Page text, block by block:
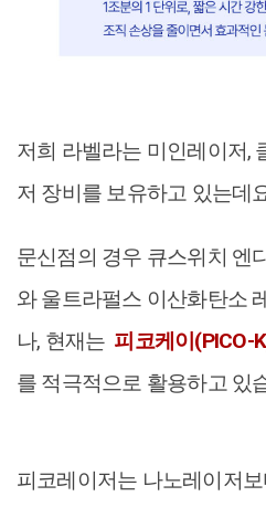
저희 라벨라는 미인레이저,
저 장비를 보유하고 있는데
문신점의 경우 큐스위치 엔
와 울트라펄스 이산화탄소
나, 현재는 피코케이(PICO-
를 적극적으로 활용하고 있
피코레이저는 나노레이저